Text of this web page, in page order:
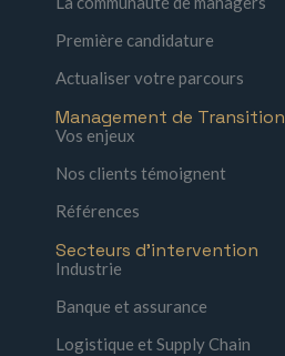
Première candidature
Actualiser votre parcours
Management de Transition
Vos enjeux
Nos clients témoignent
Références
Secteurs d'intervention
Industrie
Banque et assurance
Logistique et Supply Chain